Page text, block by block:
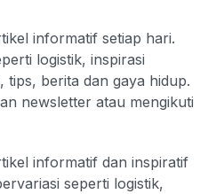
informatif setiap hari.
logistik, inspirasi
tips, berita dan gaya hidup.
newsletter atau mengikuti
informatif dan inspiratif
seperti logistik,